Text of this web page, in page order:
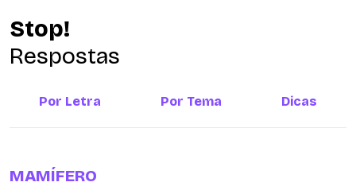
Stop!
Respostas
Por Letra Por Tema Dicas
MAMÍFERO